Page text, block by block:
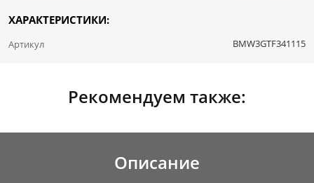
ХАРАКТЕРИСТИКИ:
Артикул BMW3GTF341115
Рекомендуем также:
Описание